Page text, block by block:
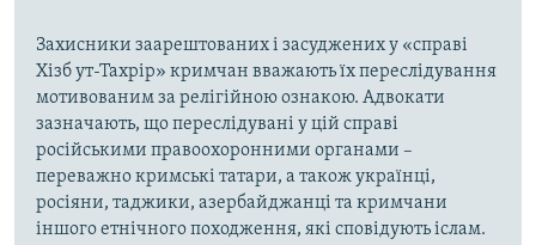
Захисники заарештованих і засуджених у «справі
Хізб ут-Тахрір» кримчан вважають їх переслідування
мотивованим за релігійною ознакою. Адвокати
зазначають, що переслідувані у цій справі
російськими правоохоронними органами –
переважно кримські татари, а також українці,
росіяни, таджики, азербайджанці та кримчани
іншого етнічного походження, які сповідують іслам.